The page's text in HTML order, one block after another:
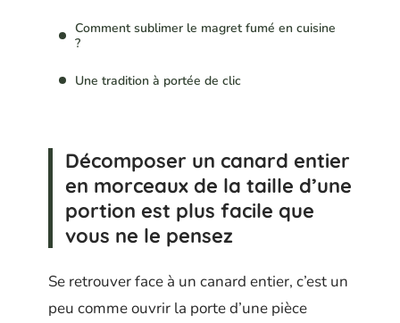
Comment sublimer le magret fumé en cuisine
?
Une tradition à portée de clic
Décomposer un canard entier
en morceaux de la taille d’une
portion est plus facile que
vous ne le pensez
Se retrouver face à un canard entier, c’est un
peu comme ouvrir la porte d’une pièce